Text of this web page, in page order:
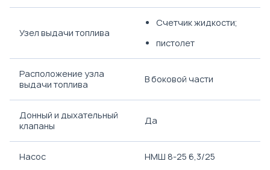
Узел выдачи топлива
Счетчик жидкости;
пистолет
Расположение узла
выдачи топлива
В боковой части
Донный и дыхательный
клапаны
Да
Насос НМШ 8-25 6,3/25